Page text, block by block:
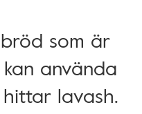
som är
använda
lavash.